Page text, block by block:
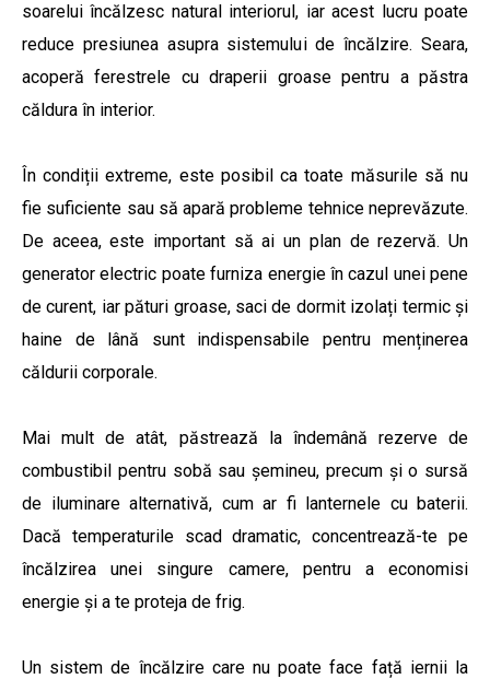
soarelui încălzesc natural interiorul, iar acest lucru poate
reduce presiunea asupra sistemului de încălzire. Seara,
acoperă ferestrele cu draperii groase pentru a păstra
căldura în interior.
În condiții extreme, este posibil ca toate măsurile să nu
fie suficiente sau să apară probleme tehnice neprevăzute.
De aceea, este important să ai un plan de rezervă. Un
generator electric poate furniza energie în cazul unei pene
de curent, iar pături groase, saci de dormit izolați termic și
haine de lână sunt indispensabile pentru menținerea
căldurii corporale.
Mai mult de atât, păstrează la îndemână rezerve de
combustibil pentru sobă sau șemineu, precum și o sursă
de iluminare alternativă, cum ar fi lanternele cu baterii.
Dacă temperaturile scad dramatic, concentrează-te pe
încălzirea unei singure camere, pentru a economisi
energie și a te proteja de frig.
Un sistem de încălzire care nu poate face față iernii la